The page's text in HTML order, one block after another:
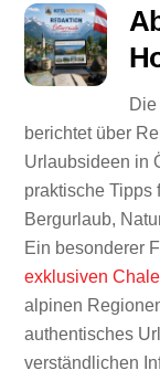
berichtet über
Urlaubsideen in
praktische Tipps
Bergurlaub,
Ein besonderer
exklusiven
alpinen
authentisches
verständlichen